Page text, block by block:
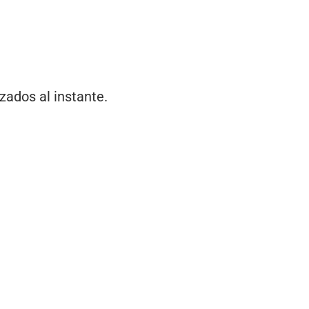
al instante.